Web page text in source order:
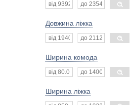
Довжина ліжка
Ширина комода
Ширина ліжка